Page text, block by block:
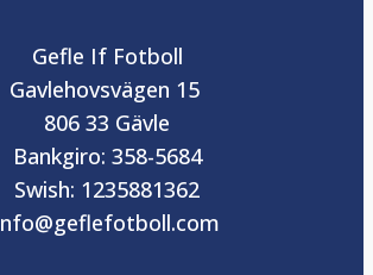
Gefle If Fotboll
Gavlehovsvägen 15
806 33 Gävle
Bankgiro: 358-5684
Swish: 1235881362